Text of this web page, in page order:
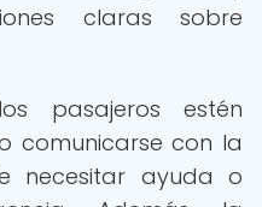
claras sobre
pasajeros estén
comunicarse con la
necesitar ayuda o